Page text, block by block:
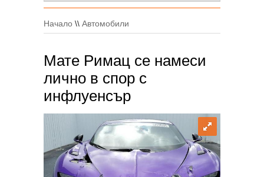
Начало \\ Автомобили
Мате Римац се намеси
лично в спор с
инфлуенсър